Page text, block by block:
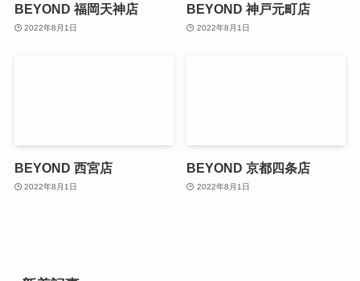
BEYOND 福岡天神店
2022年8月1日
BEYOND 神戸元町店
2022年8月1日
BEYOND 西宮店
2022年8月1日
BEYOND 京都四条店
2022年8月1日